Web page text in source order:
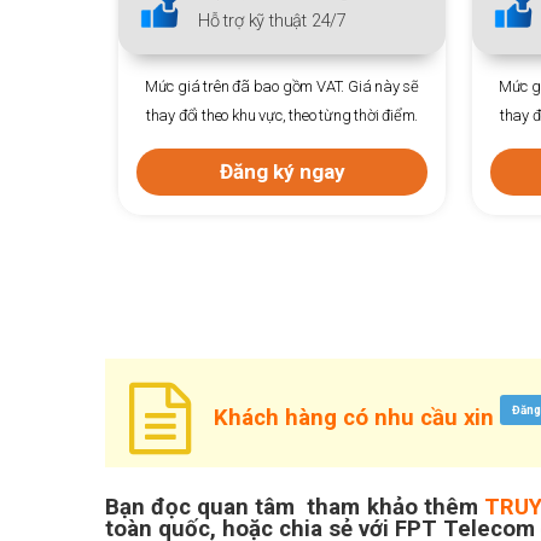
đã bao gồm VAT. Giá này sẽ
khu vực, theo từng thời điểm.
Đăng ký ngay
Mức giá trên đã bao gồm VAT. Giá
thay đổi theo khu vực, theo từng thời
Đăng ký ngay
Khách hàng có nhu cầu xin
Bạn đọc quan tâm tham khảo thêm
toàn quốc, hoặc chia sẻ với FPT Telecom